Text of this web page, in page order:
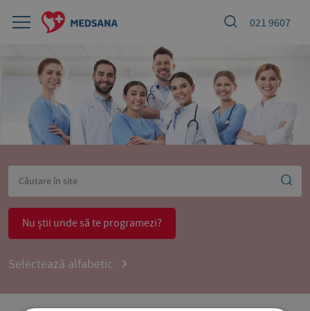
021 9607
Nu știi unde să te programezi?
Selectează alfabetic